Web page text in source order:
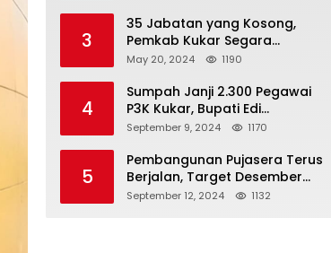
Pembangunan Secara Merata
3
35 Jabatan yang Kosong,
Pemkab Kukar Segara
Mencari Pejabat yang
May 20, 2024 1190
4
Sumpah Janji 2.300 Pegawai
P3K Kukar, Bupati Edi
Damansyah Ingatkan
September 9, 2024 1170
5
Pembangunan Pujasera Terus
Berjalan, Target Desember
2024 Rampung
September 12, 2024 1132